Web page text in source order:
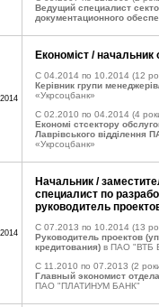
Ведущий специалист
документационного
Економіст / начальник
C 04.2014 по 10.2014 (12
Керівник групи
«Укрсоцбанк»
C 02.2010 по 04.2014 (4
Економі стсектору
Лаврівського відділення
«Укрсоцбанк»
Начальник /
специалист по
руководитель
C 07.2013 по 10.2014 (13
Руководитель проектов
кредитования) в ПАО "ВТБ
C 11.2010 по 07.2013 (2
Главный экономист
ПАО "ПЛАТИНУМ БАНК"